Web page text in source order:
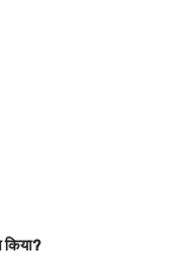
किया?